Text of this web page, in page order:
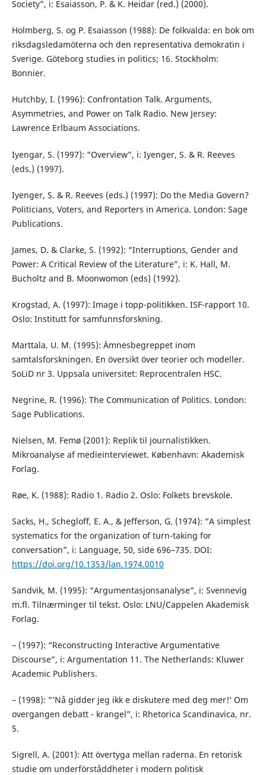
Society”, i: Esaiasson, P. & K. Heidar (red.) (2000).
Holmberg, S. og P. Esaiasson (1988): De folkvalda: en bok om
riksdagsledamöterna och den representativa demokratin i
Sverige. Göteborg studies in politics; 16. Stockholm:
Bonnier.
Hutchby, I. (1996): Confrontation Talk. Arguments,
Asymmetries, and Power on Talk Radio. New Jersey:
Lawrence Erlbaum Associations.
Iyengar, S. (1997): “Overview”, i: Iyenger, S. & R. Reeves
(eds.) (1997).
Iyenger, S. & R. Reeves (eds.) (1997): Do the Media Govern?
Politicians, Voters, and Reporters in America. London: Sage
Publications.
James, D. & Clarke, S. (1992): “Interruptions, Gender and
Power: A Critical Review of the Literature”, i: K. Hall, M.
Bucholtz and B. Moonwomon (eds) (1992).
Krogstad, A. (1997): Image i topp-politikken. ISF-rapport 10.
Oslo: Institutt for samfunnsforskning.
Marttala, U. M. (1995): Ämnesbegreppet inom
samtalsforskningen. En översikt över teorier och modeller.
SoLiD nr 3. Uppsala universitet: Reprocentralen HSC.
Negrine, R. (1996): The Communication of Politics. London:
Sage Publications.
Nielsen, M. Femø (2001): Replik til journalistikken.
Mikroanalyse af medieinterviewet. København: Akademisk
Forlag.
Røe, K. (1988): Radio 1. Radio 2. Oslo: Folkets brevskole.
Sacks, H., Schegloff, E. A., & Jefferson, G. (1974): “A simplest
systematics for the organization of turn-taking for
conversation”, i: Language, 50, side 696–735. DOI:
https://doi.org/10.1353/lan.1974.0010
Sandvik, M. (1995): “Argumentasjonsanalyse”, i: Svennevig
m.fl. Tilnærminger til tekst. Oslo: LNU/Cappelen Akademisk
Forlag.
– (1997): “Reconstructing Interactive Argumentative
Discourse”, i: Argumentation 11. The Netherlands: Kluwer
Academic Publishers.
– (1998): ”’Nå gidder jeg ikk e diskutere med deg mer!’ Om
overgangen debatt - krangel”, i: Rhetorica Scandinavica, nr.
5.
Sigrell, A. (2001): Att övertyga mellan raderna. En retorisk
studie om underförståddheter i modern politisk